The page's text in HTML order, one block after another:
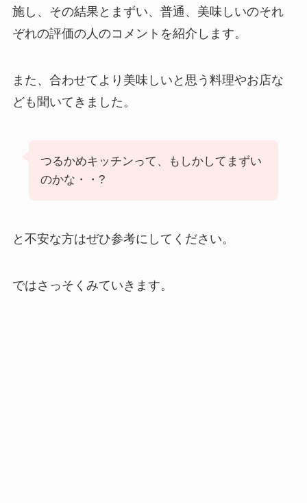
施し、その結果とまずい、普通、美味しいのそれ
ぞれの評価の人のコメントを紹介します。
また、合わせてより美味しいと思う料理やお店な
ども聞いてきました。
つるかめキッチンって、もしかしてまずい
のかな・・?
と不安な方はぜひ参考にしてください。
ではさっそくみていきます。